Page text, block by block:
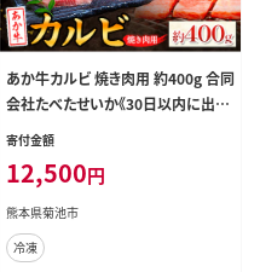
あか牛カルビ 焼き肉用 約400g 合同
会社たべたせいか《30日以内に出荷
予定(土日祝除く)》熊本県 菊池市 肉
牛肉 お肉 和牛 あか牛 焼き肉 焼肉
やきにく BBQ バーベキュー カルビ
熊本県産 冷凍 送料無料---069-205
8---
寄付金額
12,500円
熊本県菊池市
冷凍